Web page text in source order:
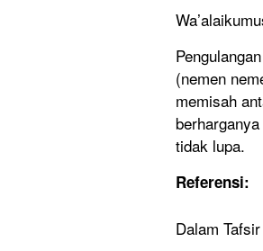
(nemen
memisah
tidak lupa.
Referensi:
Dalam